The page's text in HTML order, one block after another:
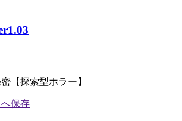
【探索型ホラー】